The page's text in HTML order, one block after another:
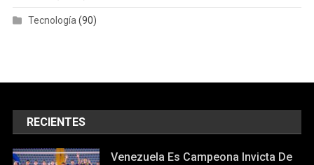
Tecnología(90)
RECIENTES
Venezuela Es Campeona Invicta De